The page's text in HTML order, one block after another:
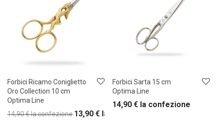
Forbici Ricamo Coniglietto
Oro Collection 10 cm
Optima Line
14,90€la confezione 13,90 € la confezione
Forbici Sarta 15 cm
Optima Line
14,90 € la confezione